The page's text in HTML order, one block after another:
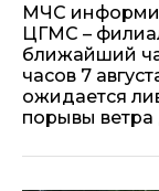
МЧС
ЦГМС –
ближайший
часов 7
ожидается
порывы ветра